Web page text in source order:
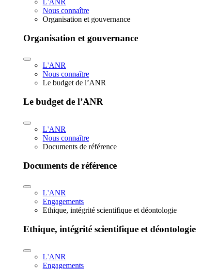
L'ANR
Nous connaître
Organisation et gouvernance
Organisation et gouvernance
L'ANR
Nous connaître
Le budget de l’ANR
Le budget de l’ANR
L'ANR
Nous connaître
Documents de référence
Documents de référence
L'ANR
Engagements
Ethique, intégrité scientifique et déontologie
Ethique, intégrité scientifique et déontologie
L'ANR
Engagements